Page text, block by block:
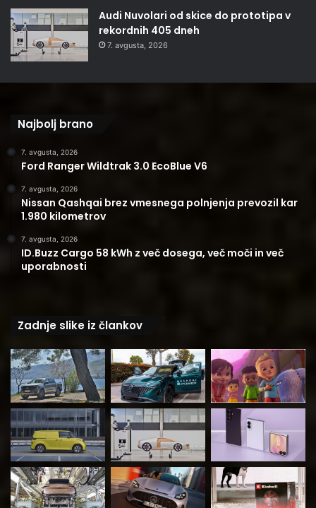
Audi Nuvolari od skice do prototipa v
rekordnih 405 dneh
7. avgusta, 2026
Najbolj brano
7. avgusta, 2026
Ford Ranger Wildtrak 3.0 EcoBlue V6
7. avgusta, 2026
Nissan Qashqai brez vmesnega polnjenja prevozil kar
1.980 kilometrov
7. avgusta, 2026
ID.Buzz Cargo 58 kWh z več dosega, več moči in več
uporabnosti
Zadnje slike iz člankov